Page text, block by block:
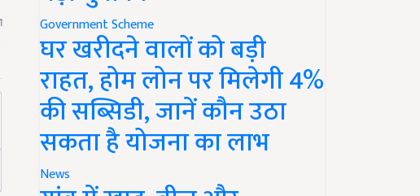
Government Scheme
घर खरीदने वालों को बड़ी
राहत, होम लोन पर मिलेगी 4%
की सब्सिडी, जानें कौन उठा
सकता है योजना का लाभ
News